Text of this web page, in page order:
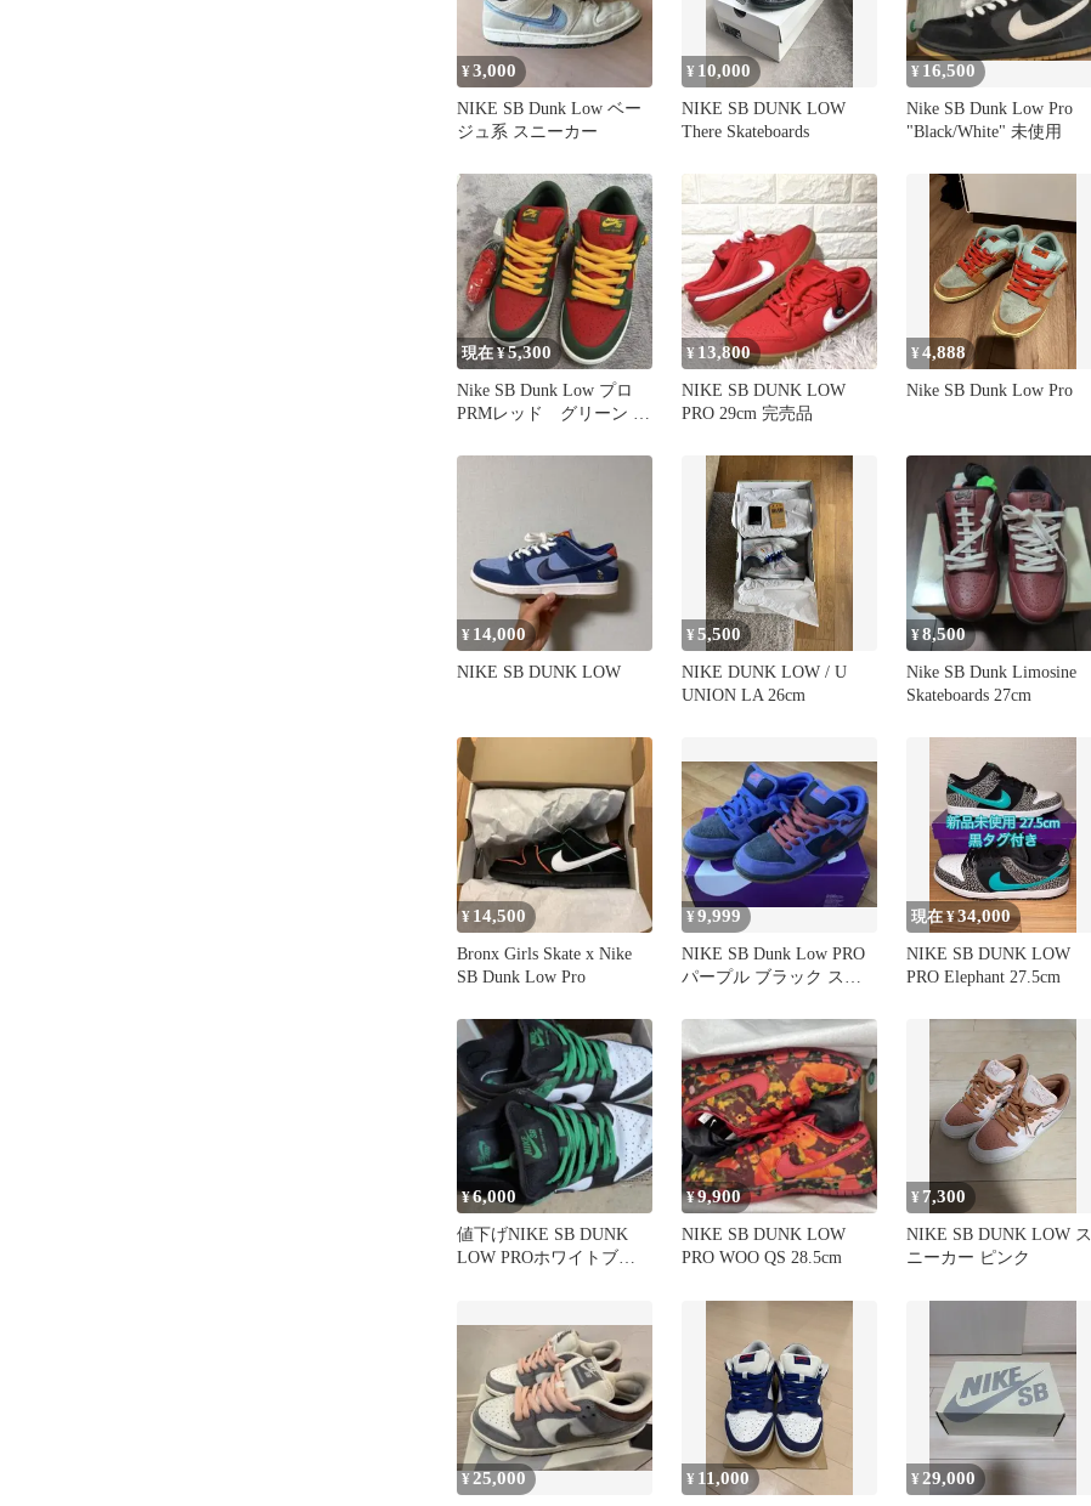
¥3,000
NIKE SB Dunk Low ベー
ジュ系 スニーカー
¥ 10,000
NIKE SB DUNK LOW
There Skateboards
¥ 16,500
Nike SB Dunk Low Pro
"Black/White" 未使用
現在 ¥5,300
Nike SB Dunk Low プロ
PRMレッド グリーン 替
¥13,800
NIKE SB DUNK LOW
PRO 29cm 完売品
¥4,888
Nike SB Dunk Low Pro
¥ 14,000
NIKE SB DUNK LOW
¥5,500
NIKE DUNK LOW / U
UNION LA 26cm
¥8,500
Nike SB Dunk Limosine
Skateboards 27cm
¥ 14,500
Bronx Girls Skate x Nike
SB Dunk Low Pro
¥9,999
NIKE SB Dunk Low PRO
パープル ブラック スニ
現在 ¥34,000
NIKE SB DUNK LOW
PRO Elephant 27.5cm
¥6,000
値下げNIKE SB DUNK
LOW PROホワイトブラ
¥9,900
NIKE SB DUNK LOW
PRO WOO QS 28.5cm
¥ 7,300
NIKE SB DUNK LOW ス
ニーカー ピンク
¥25,000 ¥ 11,000 ¥29,000